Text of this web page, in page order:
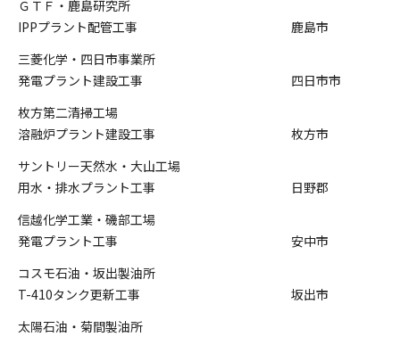
ＧＴＦ・鹿島研究所
IPPプラント配管工事
鹿島市
三菱化学・四日市事業所
発電プラント建設工事
四日市市
枚方第二清掃工場
溶融炉プラント建設工事
枚方市
サントリー天然水・大山工場
用水・排水プラント工事
日野郡
信越化学工業・磯部工場
発電プラント工事
安中市
コスモ石油・坂出製油所
T-410タンク更新工事
坂出市
太陽石油・菊間製油所